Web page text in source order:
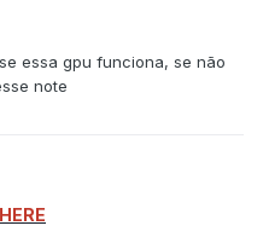
essa gpu funciona, se não
note
HERE